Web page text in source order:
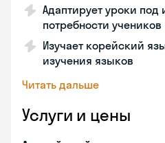
Адаптирует уроки
потребности учеников
Изучает корейский
изучения языков
Читать дальше
Услуги и цены